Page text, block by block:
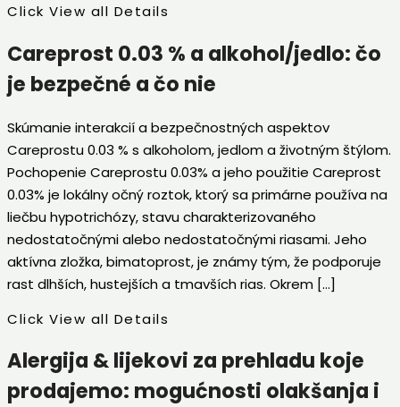
Click View all Details
Careprost 0.03 % a alkohol/jedlo: čo
je bezpečné a čo nie
Skúmanie interakcií a bezpečnostných aspektov
Careprostu 0.03 % s alkoholom, jedlom a životným štýlom.
Pochopenie Careprostu 0.03% a jeho použitie Careprost
0.03% je lokálny očný roztok, ktorý sa primárne používa na
liečbu hypotrichózy, stavu charakterizovaného
nedostatočnými alebo nedostatočnými riasami. Jeho
aktívna zložka, bimatoprost, je známy tým, že podporuje
rast dlhších, hustejších a tmavších rias. Okrem […]
Click View all Details
Alergija & lijekovi za prehladu koje
prodajemo: mogućnosti olakšanja i